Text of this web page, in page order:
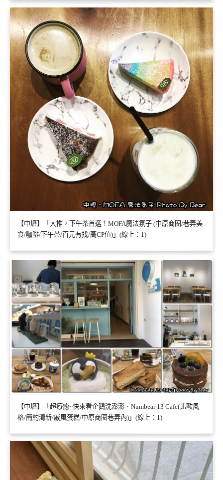
【中壢】「大推，下午茶首選！MOFA魔法氛子 (中原商圈/巷弄美
食/咖啡/下午茶/百元有找/高CP值)」(線上：1)
【中壢】「超療癒~快來看企鵝洗澎澎．Numbear 13 Cafe(北歐風
格/簡約清新/戚風蛋糕/中原商圈巷弄內)」(線上：1)